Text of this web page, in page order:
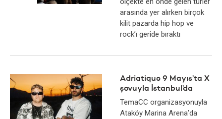
arasında yer alırken birçok
kilit pazarda hip hop ve
rock’ı geride bıraktı
Adriatique 9 Mayıs’ta X
şovuyla İstanbul’da
TemaCC organizasyonuyla
Ataköy Marina Arena’da